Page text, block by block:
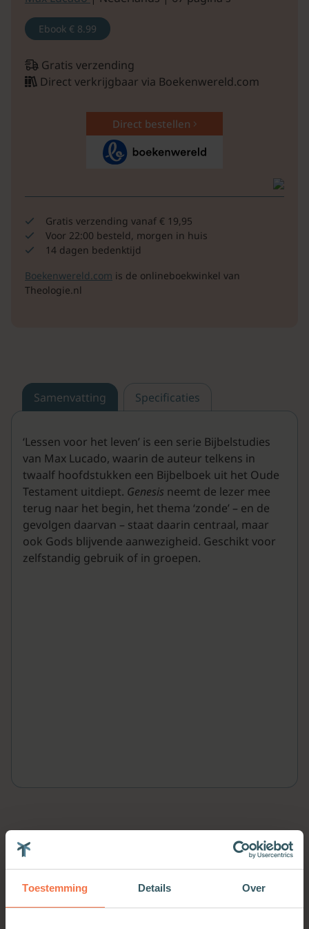
Toestemming Details Over
Ebook € 8.99
Gratis verzending
Direct verkrijgbaar via Boekenwereld.com
Direct bestellen
Gratis verzending vanaf € 19,95
Voor 22:00 besteld, morgen in huis
14 dagen bedenktijd
Boekenwereld.com is de onlineboekwinkel van
Theologie.nl
Samenvatting Specificaties
‘Lessen voor het leven’ is een serie Bijbelstudies
van Max Lucado, waarin de auteur telkens in
twaalf hoofdstukken een Bijbelboek uit het Oude
Testament uitdiept. Genesis neemt de lezer mee
terug naar het begin, het thema ‘zonde’ – en de
gevolgen daarvan – staat daarin centraal, maar
ook Gods blijvende aanwezigheid. Geschikt voor
zelfstandig gebruik of in groepen.
Meer van deze auteur